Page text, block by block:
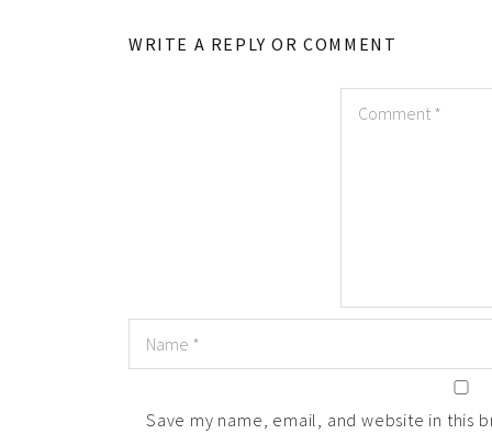
WRITE A REPLY OR COMMENT
Save my name, email, and website in this